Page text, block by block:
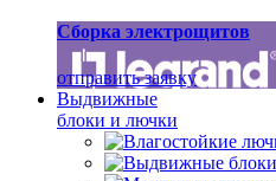
Сборка электрощитов
отправить заявку
Выдвижные
блоки и лючки